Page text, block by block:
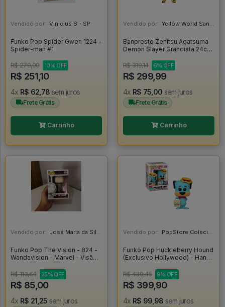
Vendido por: Vinicius S - SP
Funko Pop Spider Gwen 1224 -
Spider-man #1
R$ 279,00 10% OFF
R$ 251,10
4x R$ 62,78 sem juros
Frete Grátis
Carrinho
Vendido por: Yellow World Santos - SP
Banpresto Zenitsu Agatsuma
Demon Slayer Grandista 24cm
R$ 319,14
6% OFF
R$ 299,99
4x R$ 75,00 sem juros
Frete Grátis
Carrinho
Vendido por: José Maria da Silva Junior - AL
Funko Pop The Vision - 824 -
Wandavision - Marvel - Visão -
#824
R$ 113,64 25% OFF
R$ 85,00
4x R$ 21,25 sem juros
Vendido por: PopStore Colecionáveis - MG
Funko Pop Huckleberry Hound
(Exclusivo Hollywood) - Hanna
#678
R$ 439,45 9% OFF
R$ 399,90
4x R$ 99,98 sem juros